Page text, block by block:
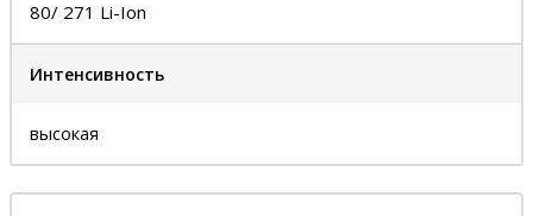
80/ 271 Li-Ion
Интенсивность
высокая